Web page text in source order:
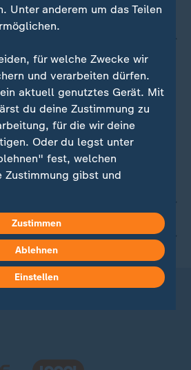
Unter anderem um das Teilen
für welche Zwecke wir
und verarbeiten dürfen.
aktuell genutztes Gerät. Mit
du deine Zustimmung zu
für die wir deine
Oder du legst unter
fest, welchen
Zustimmung gibst und
widerrufen oder ändern.
Impressum.
findest du in unserer
Zustimmen
Ablehnen
Einstellen